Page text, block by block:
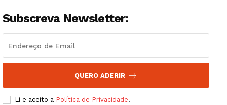
Subscreva Newsletter:
QUERO ADERIR
Li e aceito a Política de Privacidade.